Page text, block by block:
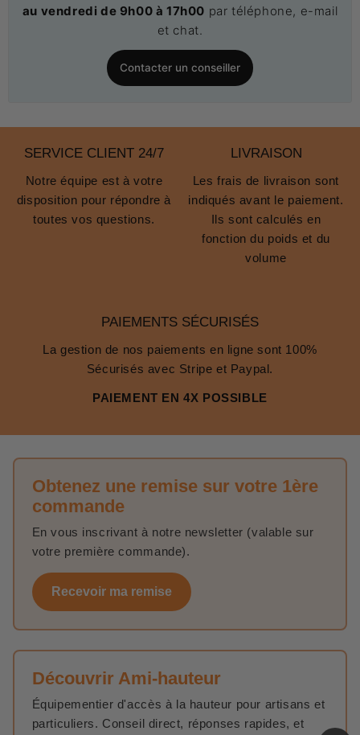
au vendredi de 9h00 à 17h00 par téléphone, e-mail
et chat.
Contacter un conseiller
SERVICE CLIENT 24/7
Notre équipe est à votre
disposition pour répondre à
toutes vos questions.
LIVRAISON
Les frais de livraison sont
indiqués avant le paiement.
Ils sont calculés en
fonction du poids et du
volume
PAIEMENTS SÉCURISÉS
La gestion de nos paiements en ligne sont 100%
Sécurisés avec Stripe et Paypal.
PAIEMENT EN 4X POSSIBLE
Obtenez une remise sur votre 1ère
commande
En vous inscrivant à notre newsletter (valable sur
votre première commande).
Recevoir ma remise
Découvrir Ami-hauteur
Équipementier d'accès à la hauteur pour artisans et
particuliers. Conseil direct, réponses rapides, et